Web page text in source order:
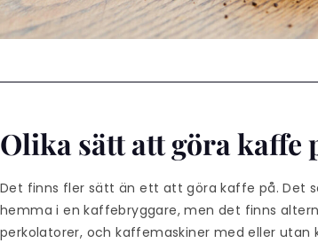
Olika sätt att göra kaffe
Det finns fler sätt än ett att göra kaffe på. Det
hemma i en kaffebryggare, men det finns
perkolatorer, och kaffemaskiner med eller utan